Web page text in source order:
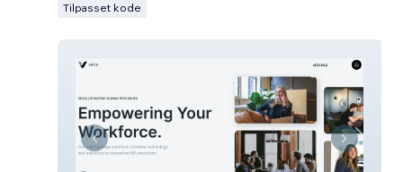
Tilpasset kode